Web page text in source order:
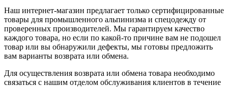
Наш интернет-магазин предлагает только сертифицированные
товары для промышленного альпинизма и спецодежду от
проверенных производителей. Мы гарантируем качество
каждого товара, но если по какой-то причине вам не подошел
товар или вы обнаружили дефекты, мы готовы предложить
вам варианты возврата или обмена.
Для осуществления возврата или обмена товара необходимо
связаться с нашим отделом обслуживания клиентов в течение